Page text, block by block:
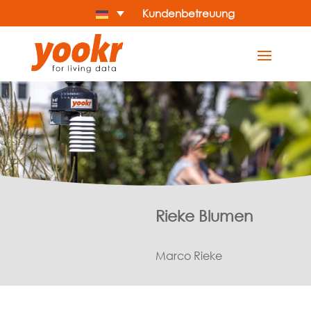
Kundenbetreuung
Rieke Blumen
Marco Rieke